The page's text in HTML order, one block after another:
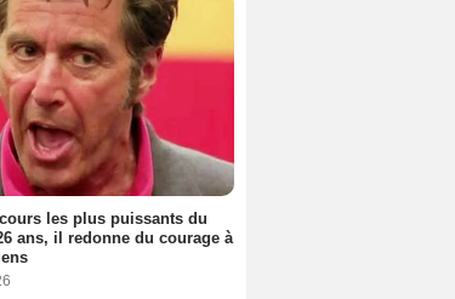
les plus puissants du
ans, il redonne du courage à